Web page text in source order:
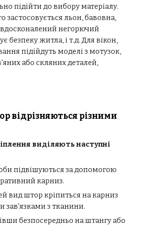
підійти до вибору матеріалу.
застосовується льон, бавовна,
вдосконалений негорючий
безпеку житла, і т.д. Для вікон,
підійдуть моделі з мотузок,
або скляних деталей,
відрізняються різними
виділяють наступні
підвішуються за допомогою
карниз.
вид штор кріпиться на карниз
зав'язками з тканини.
безпосередньо на штангу або